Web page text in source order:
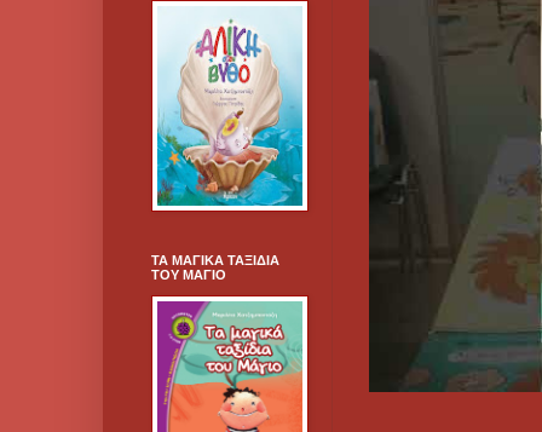
ΤΑ ΜΑΓΙΚΑ ΤΑΞΙΔΙΑ
ΤΟΥ ΜΑΓΙΟ